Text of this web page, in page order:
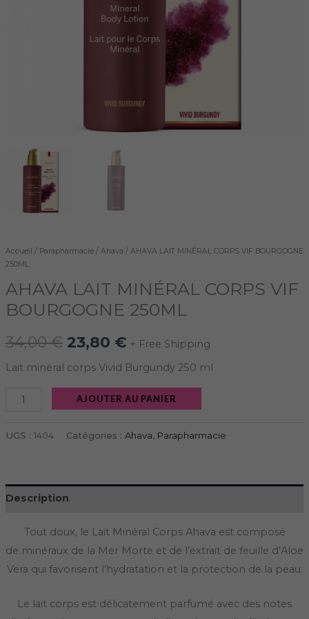
Accueil / Parapharmacie/ Ahava / AHAVA LAIT MINÉRAL CORPS VIF BOURGOGNE
250ML
AHAVA LAIT MINÉRAL CORPS VIF
BOURGOGNE 250ML
34,00€ 23,80 € + Free Shipping
Lait minéral corps Vivid Burgundy 250 ml
AJOUTER AU PANIER
UGS : 1404 Catégories : Ahava, Parapharmacie
Description
Tout doux, le Lait Minéral Corps Ahava est composé
de minéraux de la Mer Morte et de l’extrait de feuille d’Aloe
Vera qui favorisent l’hydratation et la protection de la peau.
Le lait corps est délicatement parfumé avec des notes